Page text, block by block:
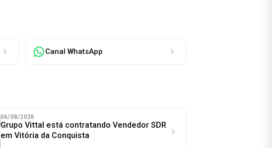
Canal WhatsApp
06/08/2026
Grupo Vittal está contratando Vendedor SDR
em Vitória da Conquista